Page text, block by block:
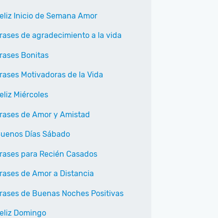
Inicio de Semana Amor
de agradecimiento a la vida
Bonitas
Motivadoras de la Vida
Miércoles
de Amor y Amistad
Días Sábado
para Recién Casados
de Amor a Distancia
de Buenas Noches Positivas
Domingo